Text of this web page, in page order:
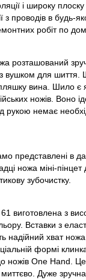
і широку
з проводів в будь-
робітпо
розташований
вушком для
пляшку вина. Шило
ножів. Воно
рукою немає
представлені в
ножа міні-пінцет
зубочистку.
виготовлена ​​з
Вставки з
надійний хват ножа
формі
ножів One Hand. Це
Дуже зручна